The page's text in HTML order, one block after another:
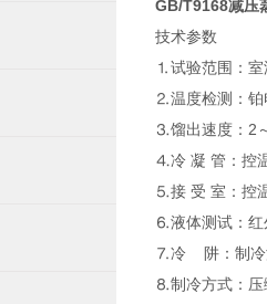
GB/T9168减压
技术参数
⒈试验范围：
⒉温度检测：铂
⒊馏出速度：2
⒋冷 凝 管：控
⒌接 受 室：控
⒍液体测试：红
⒎冷 阱：制
⒏制冷方式：压